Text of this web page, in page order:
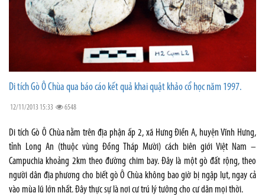
Di tích Gò Ô Chùa qua báo cáo kết quả khai quật khảo cổ học năm 1997.
12/11/2013 15:33 6548
Di tích Gò Ô Chùa nằm trên địa phận ấp 2, xã Hưng Điền A, huyện Vĩnh Hưng,
tỉnh Long An (thuộc vùng Đồng Tháp Mười) cách biên giới Việt Nam –
Campuchia khoảng 2km theo đường chim bay. Đây là một gò đất rộng, theo
người dân địa phương cho biết gò Ô Chùa không bao giờ bị ngập lụt, ngay cả
vào mùa lũ lớn nhất. Đây thực sự là nơi cư trú lý tưởng cho cư dân mọi thời.